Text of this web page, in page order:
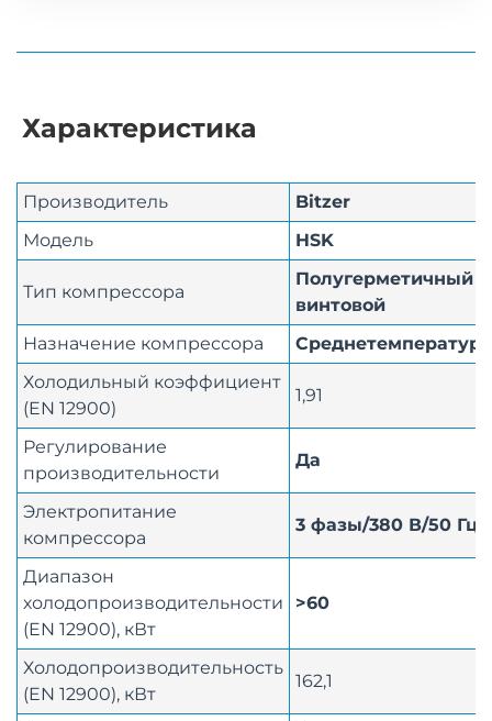
Характеристика
Производитель
Bitzer
Модель
HSK
Тип компрессора
Полугерметичный
винтовой
Назначение компрессора
Холодильный коэффициент
(EN 12900)
1,91
Регулирование
производительности
Да
Электропитание
компрессора
3 фазы/380 В/50 Гц
Диапазон
холодопроизводительности
(EN 12900), кВт
>60
Холодопроизводительность
(EN 12900), кВт
162,1